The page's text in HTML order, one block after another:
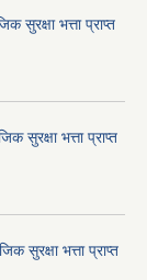
सुरक्षा भत्ता प्राप्त
सुरक्षा भत्ता प्राप्त
सुरक्षा भत्ता प्राप्त